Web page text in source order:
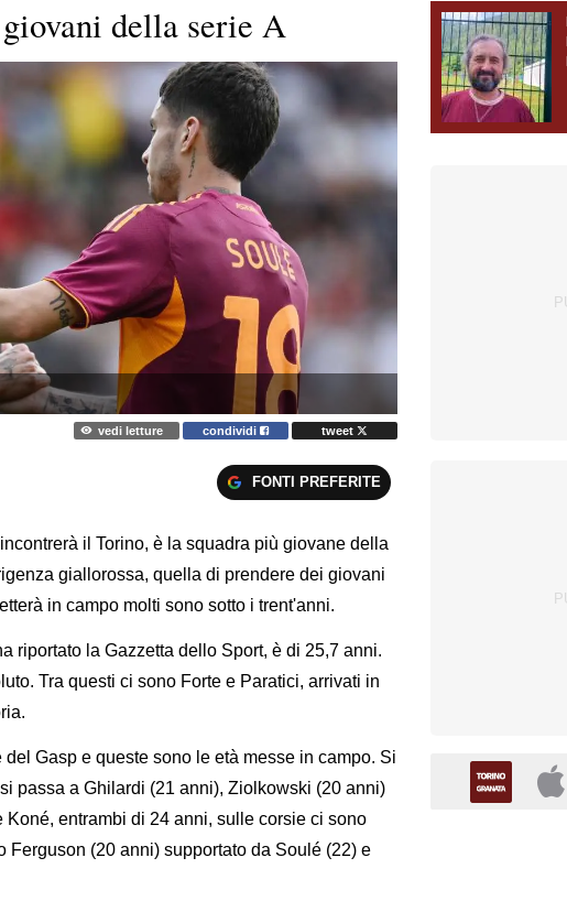
della serie A
vedi letture condividi tweet
FONTI PREFERITE
il Torino, è la squadra più giovane della
giallorossa, quella di prendere dei giovani
in campo molti sono sotto i trent'anni.
riportato la Gazzetta dello Sport, è di 25,7 anni.
Tra questi ci sono Forte e Paratici, arrivati in
Gasp e queste sono le età messe in campo. Si
passa a Ghilardi (21 anni), Ziolkowski (20 anni)
entrambi di 24 anni, sulle corsie ci sono
Ferguson (20 anni) supportato da Soulé (22) e